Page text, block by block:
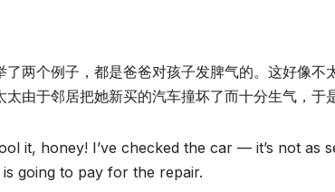
了两个例子，都是爸爸对孩子发脾气的。这好像
太由于邻居把她新买的汽车撞坏了而十分生气，于
it, honey! I’ve checked the car — it’s not as
going to pay for the repair.